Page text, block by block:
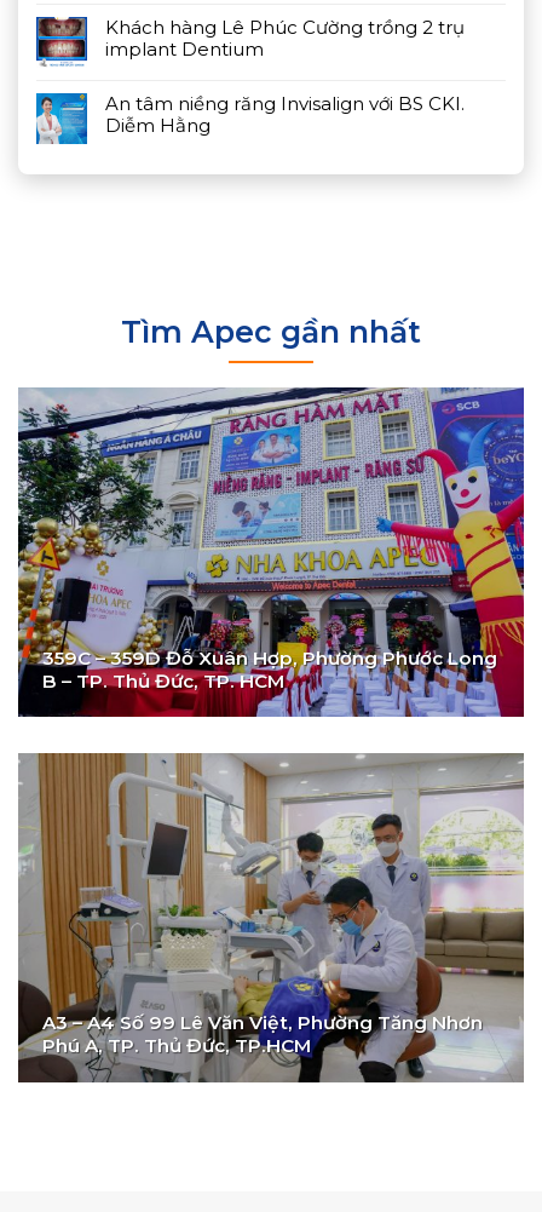
Khách hàng Lê Phúc Cường trồng 2 trụ
implant Dentium
An tâm niềng răng Invisalign với BS CKI.
Diễm Hằng
Tìm Apec gần nhất
359C – 359D Đỗ Xuân Hợp, Phường Phước Long
B – TP. Thủ Đức, TP. HCM
A3 – A4 Số 99 Lê Văn Việt, Phường Tăng Nhơn
Phú A, TP. Thủ Đức, TP.HCM